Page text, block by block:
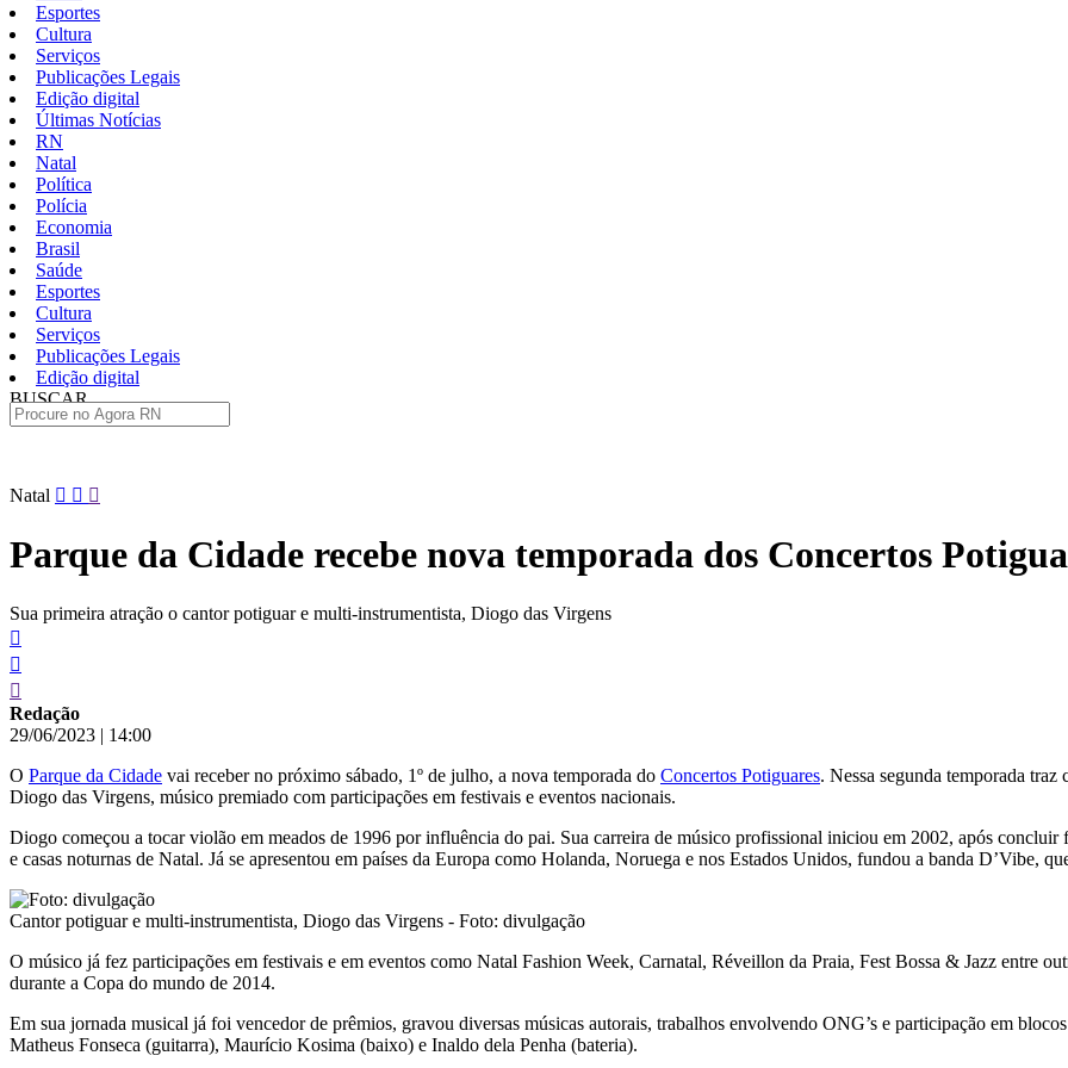
Esportes
Cultura
Serviços
Publicações Legais
Edição digital
Últimas Notícias
RN
Natal
Política
Polícia
Economia
Brasil
Saúde
Esportes
Cultura
Serviços
Publicações Legais
Edição digital
BUSCAR
Pular
conteúdo
Natal
Parque da Cidade recebe nova temporada dos Concertos
Sua primeira atração o cantor potiguar e multi-instrumentista, Diogo das Virgens
Redação
29/06/2023 | 14:00
O Parque da Cidade vai receber no próximo sábado, 1º de julho, a nova temporada do Concertos Potiguares. Nessa segunda temporada
Diogo das Virgens, músico premiado com participações em festivais e eventos nacionais.
Diogo começou a tocar violão em meados de 1996 por influência do pai. Sua carreira de músico profissional iniciou em 2002, após concluir
e casas noturnas de Natal. Já se apresentou em países da Europa como Holanda, Noruega e nos Estados Unidos, fundou a banda D’Vibe,
Cantor potiguar e multi-instrumentista, Diogo das Virgens - Foto: divulgação
O músico já fez participações em festivais e em eventos como Natal Fashion Week, Carnatal, Réveillon da Praia, Fest Bossa & Jazz entre
durante a Copa do mundo de 2014.
Em sua jornada musical já foi vencedor de prêmios, gravou diversas músicas autorais, trabalhos envolvendo ONG’s e participação em
Matheus Fonseca (guitarra), Maurício Kosima (baixo) e Inaldo dela Penha (bateria).